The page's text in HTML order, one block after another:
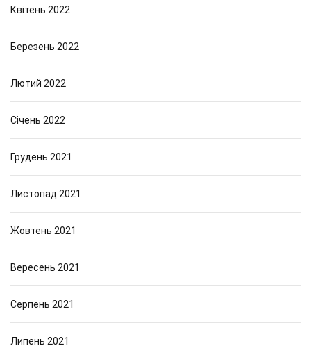
Квітень 2022
Березень 2022
Лютий 2022
Січень 2022
Грудень 2021
Листопад 2021
Жовтень 2021
Вересень 2021
Серпень 2021
Липень 2021